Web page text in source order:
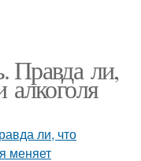
Правда ли,
алкоголя